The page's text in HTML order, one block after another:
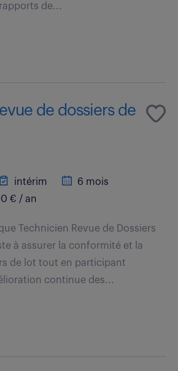
de...
de dossiers de
intérim
6 mois
€ / an
Technicien Revue de Dossiers
à assurer la conformité et la
de lot tout en participant
continue des...